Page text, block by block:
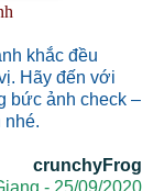
khắc đều
Hãy đến với
bức ảnh check –
nhé.
crunchyFrog
- 25/09/2020